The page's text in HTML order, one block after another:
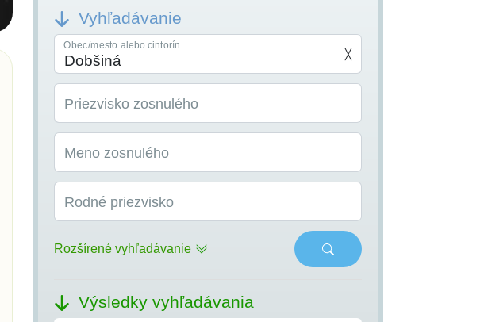
Vyhľadávanie
Obec/mesto alebo cintorín
╳
Priezvisko zosnulého
Meno zosnulého
Rodné priezvisko
Rozšírené vyhľadávanie
Výsledky vyhľadávania